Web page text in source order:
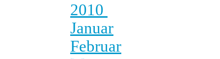
2010
Januar
Februar